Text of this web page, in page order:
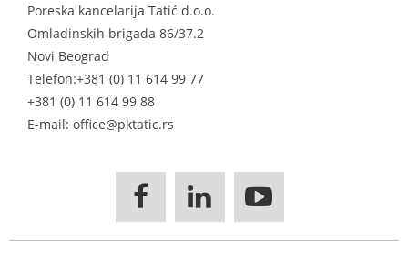
Poreska kancelarija Tatić d.o.o.
Omladinskih brigada 86/37.2
Novi Beograd
Telefon:+381 (0) 11 614 99 77
+381 (0) 11 614 99 88
E-mail: office@pktatic.rs
  